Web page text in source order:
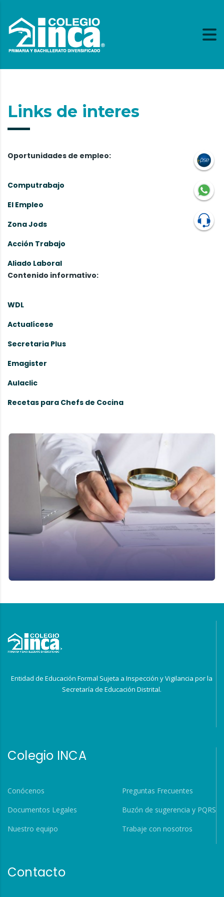
Links de interes
Oportunidades de empleo:
Computrabajo
El Empleo
Zona Jods
Acción Trabajo
Aliado Laboral
Contenido informativo:
WDL
Actualícese
Secretaria Plus
Emagister
Aulaclic
Recetas para Chefs de Cocina
Entidad de Educación Formal Sujeta a Inspección y Vigilancia por la
Secretaría de Educación Distrital.
Colegio INCA
Conócenos
Preguntas Frecuentes
Documentos Legales
Buzón de sugerencia y PQRS
Nuestro equipo
Trabaje con nosotros
Contacto